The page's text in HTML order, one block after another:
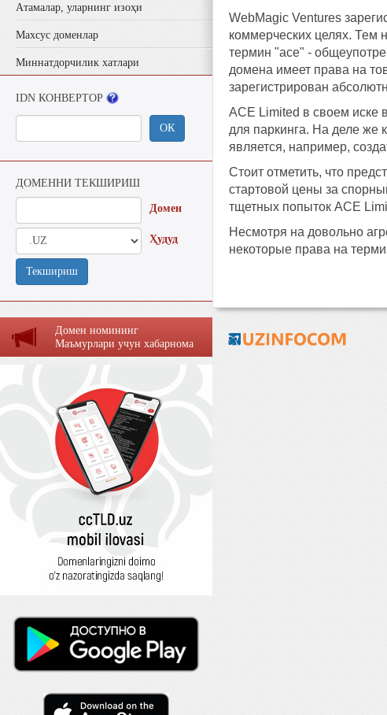
Aтамалар, уларнинг изоҳи
Махсус доменлар
Миннатдорчилик хатлари
IDN КОНВЕРТОР
ОК
ДОМЕННИ ТЕКШИРИШ
Домен
Ҳудуд
Текшириш
Домен номининг
Маъмурлaри учун хaбaрномa
WebMagic Ventures
коммерческих целях. Тем
термин "ace" -
домена имеет права на
зарегистрирован
ACE Limited в своем иске
для паркинга. На деле же
является, например,
Стоит отметить, что
стартовой цены за
тщетных попыток ACE
Несмотря на довольно
некоторые права на